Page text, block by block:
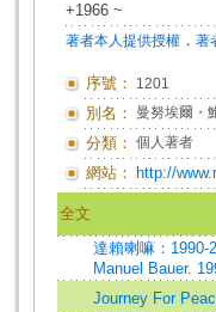
+1966 ~
著者本人提供授權 ． 著
序號： 1201
別名： 曼努埃爾・
分類： 個人著者
網站： http://
全文
達賴喇嘛：1990-
Manuel Bauer.
Journey For